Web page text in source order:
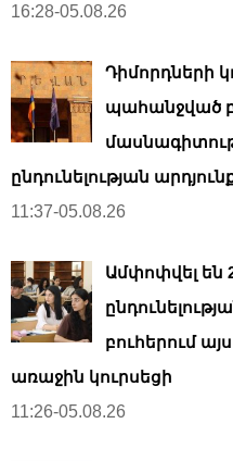
16:28-05.08.26
Դիմորդների
պահանջված
ընդունելության
11:37-05.08.26
Ամփոփվել են
բուհերում
առաջին կուրսեցի
11:26-05.08.26